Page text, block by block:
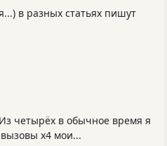
в разных статьях пишут
четырёх в обычное время я
х4 мои...